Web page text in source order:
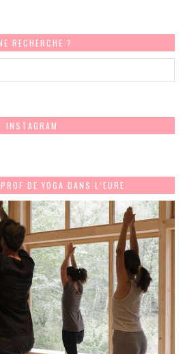
RECHERCHE ?
INSTAGRAM
DE YOGA DANS L’EURE